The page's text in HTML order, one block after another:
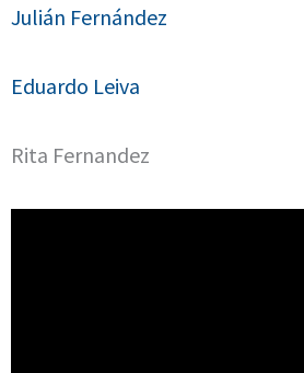
Julián Fernández
Eduardo Leiva
Rita Fernandez